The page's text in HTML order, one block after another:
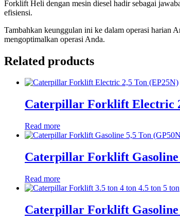
Forklift Heli dengan mesin diesel hadir sebagai
efisiensi.
Tambahkan keunggulan ini ke dalam operasi harian
mengoptimalkan operasi Anda.
Related products
Caterpillar Forklift Electric
Read more
Caterpillar Forklift Gasoline
Read more
Caterpillar Forklift Gasoline